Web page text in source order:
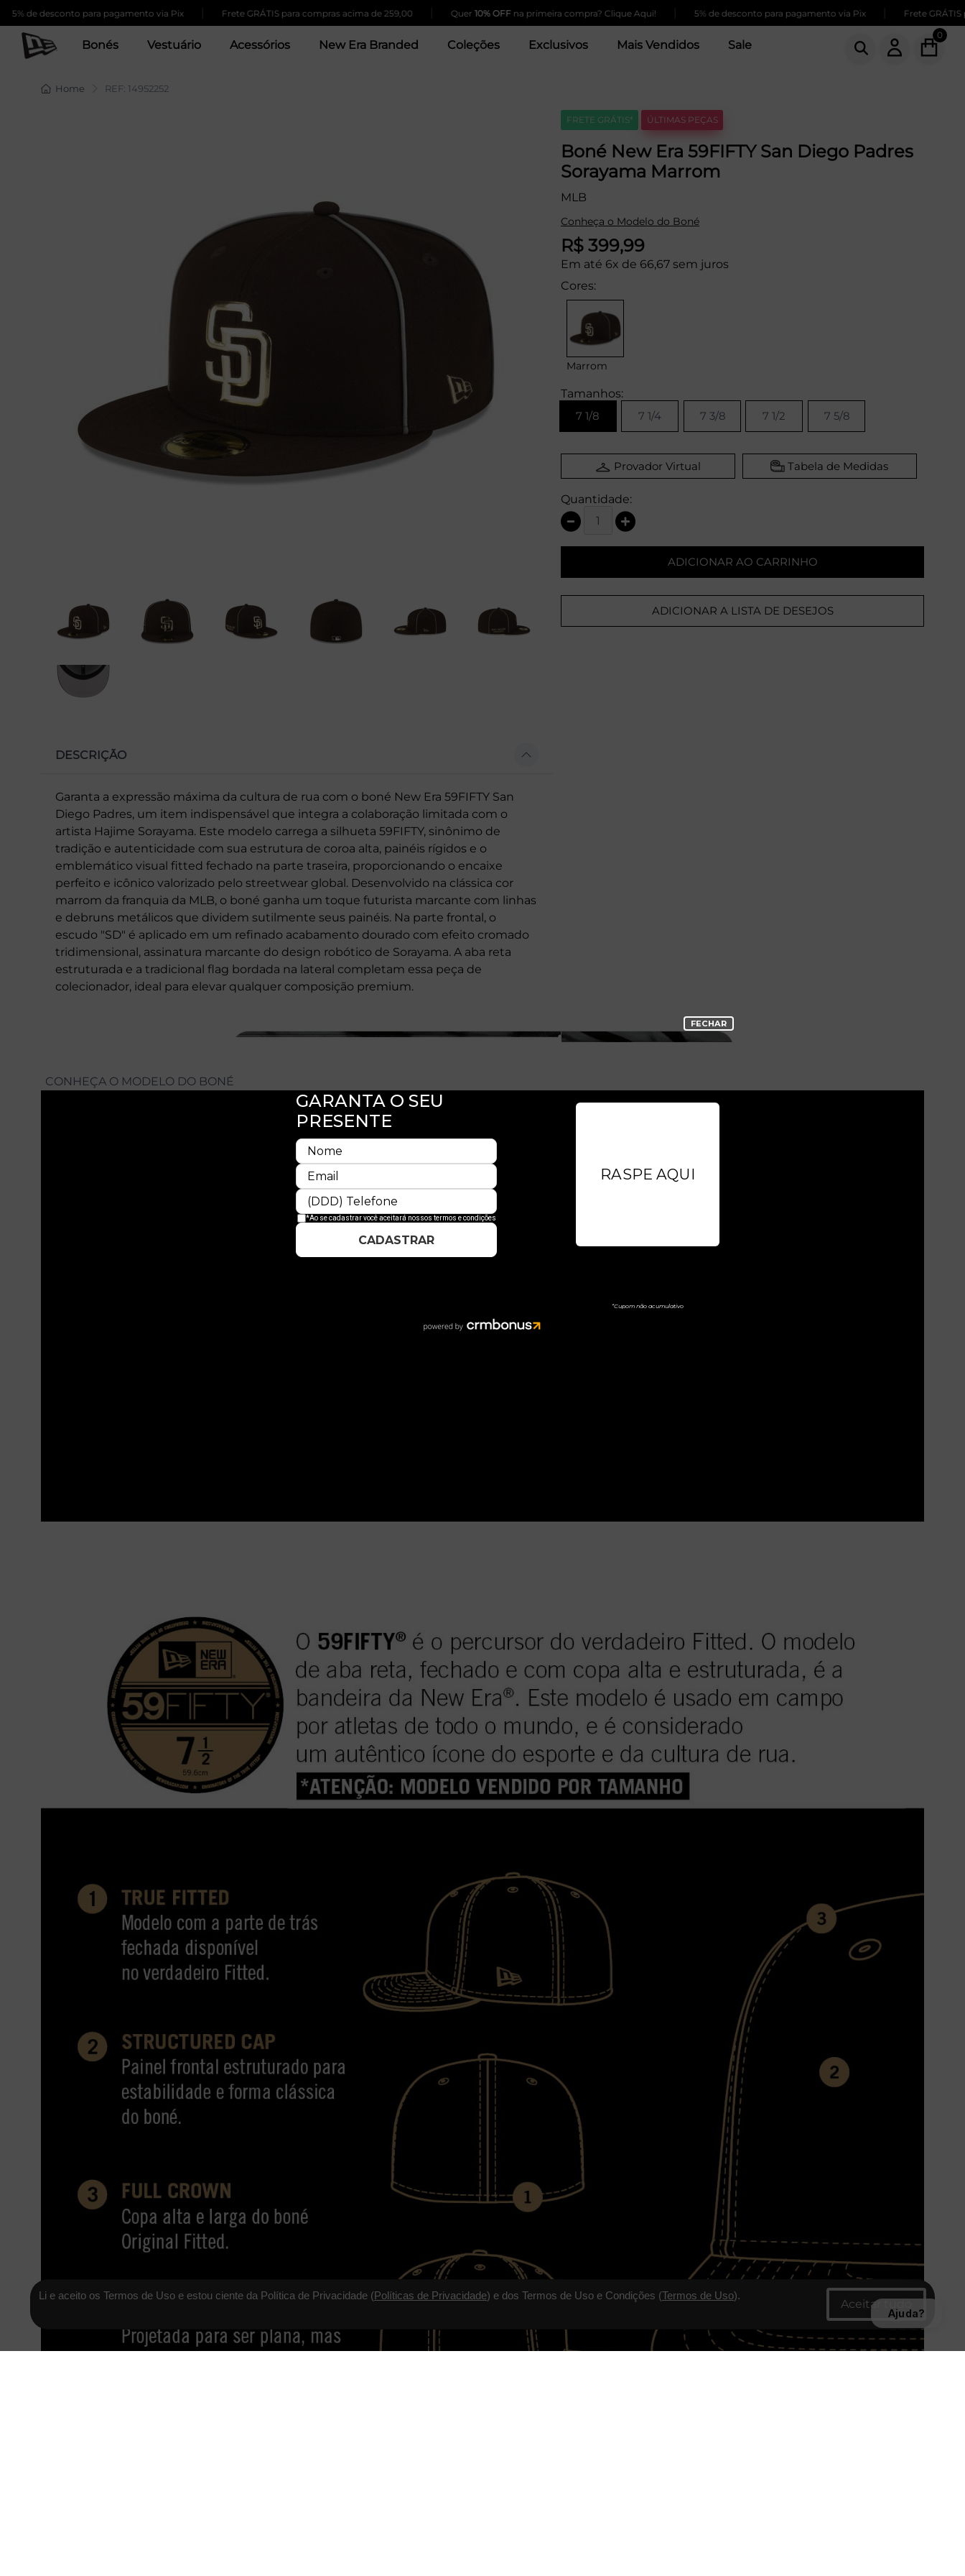
desconto para pagamento via Pix | Frete GRÁTIS para compras acima de 259,00 | 10% OFFna primeira compra? Clique Aqui! | 5% de desconto para pagamento via Pix | Frete GRÁTIS para
Bonés Vestuário Acessórios New Era Branded Coleções Exclusivos Mais Vendidos Sale
0
Home REF: 14952252
DESCRIÇÃO
Garanta a expressão máxima da cultura de rua com o boné New Era 59FIFTY San
Diego Padres, um item indispensável que integra a colaboração limitada com o
artista Hajime Sorayama. Este modelo carrega a silhueta 59FIFTY, sinônimo de
tradição e autenticidade com sua estrutura de coroa alta, painéis rígidos e o
emblemático visual fitted fechado na parte traseira, proporcionando o encaixe
perfeito e icônico valorizado pelo streetwear global. Desenvolvido na clássica cor
marrom da franquia da MLB, o boné ganha um toque futurista marcante com linhas
e debruns metálicos que dividem sutilmente seus painéis. Na parte frontal, o
escudo "SD" é aplicado em um refinado acabamento dourado com efeito cromado
tridimensional, assinatura marcante do design robótico de Sorayama. A aba reta
estruturada e a tradicional flag bordada na lateral completam essa peça de
colecionador, ideal para elevar qualquer composição premium.
FRETE GRÁTIS* ÚLTIMAS PEÇAS
Boné New Era 59FIFTY San Diego Padres
Sorayama Marrom
MLB
Conheça o Modelo do Boné
R$ 399,99
Em até 6x de 66,67 sem juros
Cores:
Marrom
Tamanhos:
7 1/8
7 1/4 7 3/8 7 1/2 7 5/8
Provador Virtual Tabela de Medidas
Quantidade:
ADICIONAR AO CARRINHO
ADICIONAR A LISTA DE DESEJOS
CONHEÇA O MODELO DO BONÉ
Li e aceito os Termos de Uso e estou ciente da Política de Privacidade (Políticas de Privacidade) e dos Termos de Uso e Condições (Termos de Uso).
Ajuda?